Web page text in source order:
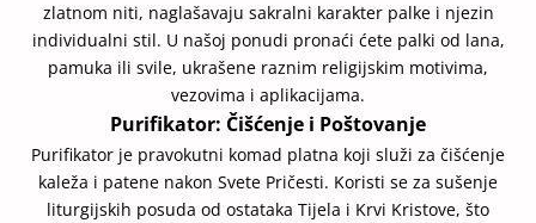
zlatnom niti, naglašavaju sakralni karakter palke i njezin
individualni stil. U našoj ponudi pronaći ćete palki od lana,
pamuka ili svile, ukrašene raznim religijskim motivima,
vezovima i aplikacijama.
Purifikator: Čišćenje i Poštovanje
Purifikator je pravokutni komad platna koji služi za čišćenje
kaleža i patene nakon Svete Pričesti. Koristi se za sušenje
liturgijskih posuda od ostataka Tijela i Krvi Kristove, što